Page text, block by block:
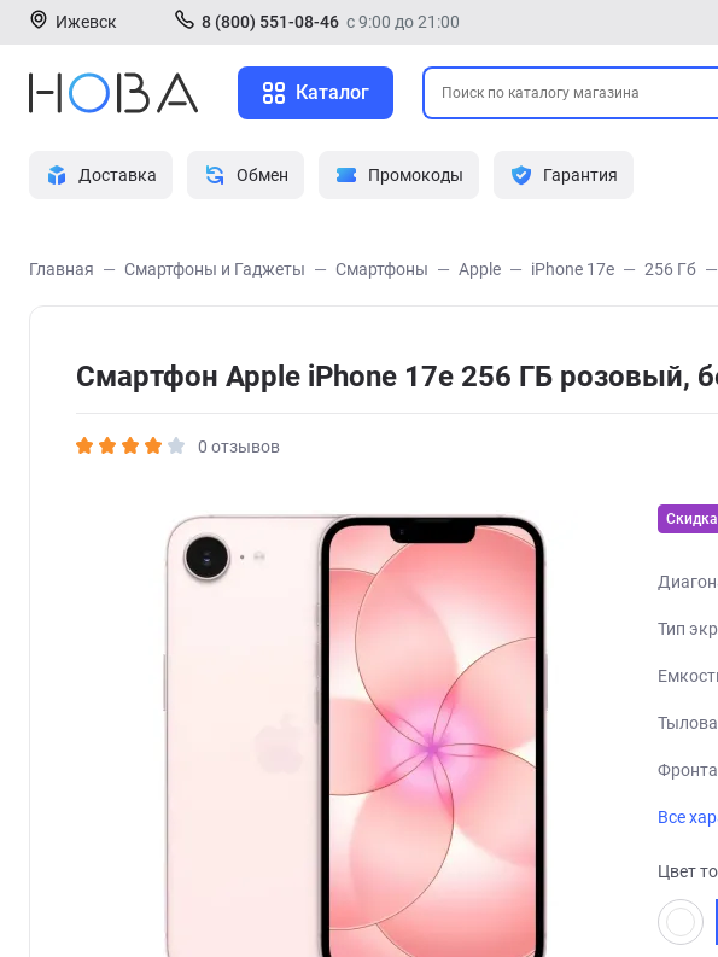
Ижевск 8 (800) 551-08-46 с 9:00 до 21:00
Каталог
Доставка Обмен Промокоды Гарантия
Главная Смартфоны и Гаджеты Смартфоны Apple iPhone 17e 256 Гб
Смартфон Apple iPhone 17e 256 ГБ розовый,
0 отзывов
Скидка
Тип
Все
Цвет